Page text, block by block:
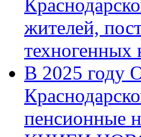
жителей,
техногенных
В 2025 году
пенсионные